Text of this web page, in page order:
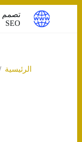
تصمم
SEO
الرئيسية